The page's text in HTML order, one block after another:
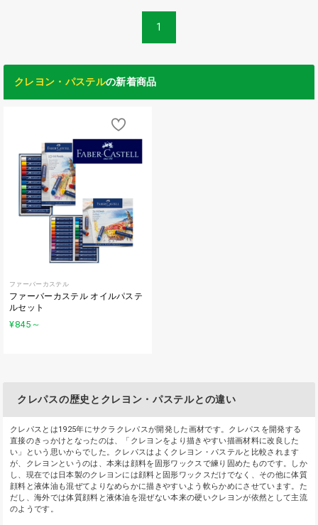
1
クレヨン・パステルの新着商品
ファーバーカステル
ファーバーカステル オイルパステ
ルセット
¥845 ～
クレパスの歴史とクレヨン・パステルとの違い
クレパスとは1925年にサクラクレパスが開発した画材です。クレパスを開発する
直接のきっかけとなったのは、「クレヨンをより描きやすい描画材料に改良した
い」という思いからでした。クレパスはよくクレヨン・パステルと比較されます
が、クレヨンというのは、本来は顔料を固形ワックスで練り固めたものです。しか
し、現在では日本製のクレヨンには顔料と固形ワックスだけでなく、その他に体質
顔料と液体油も混ぜてよりなめらかに描きやすいよう軟らかめにさせています。た
だし、海外では体質顔料と液体油を混ぜない本来の硬いクレヨンが依然として主流
のようです。